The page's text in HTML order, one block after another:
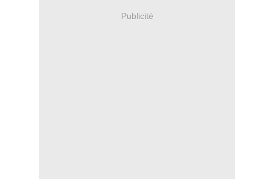
Publicité